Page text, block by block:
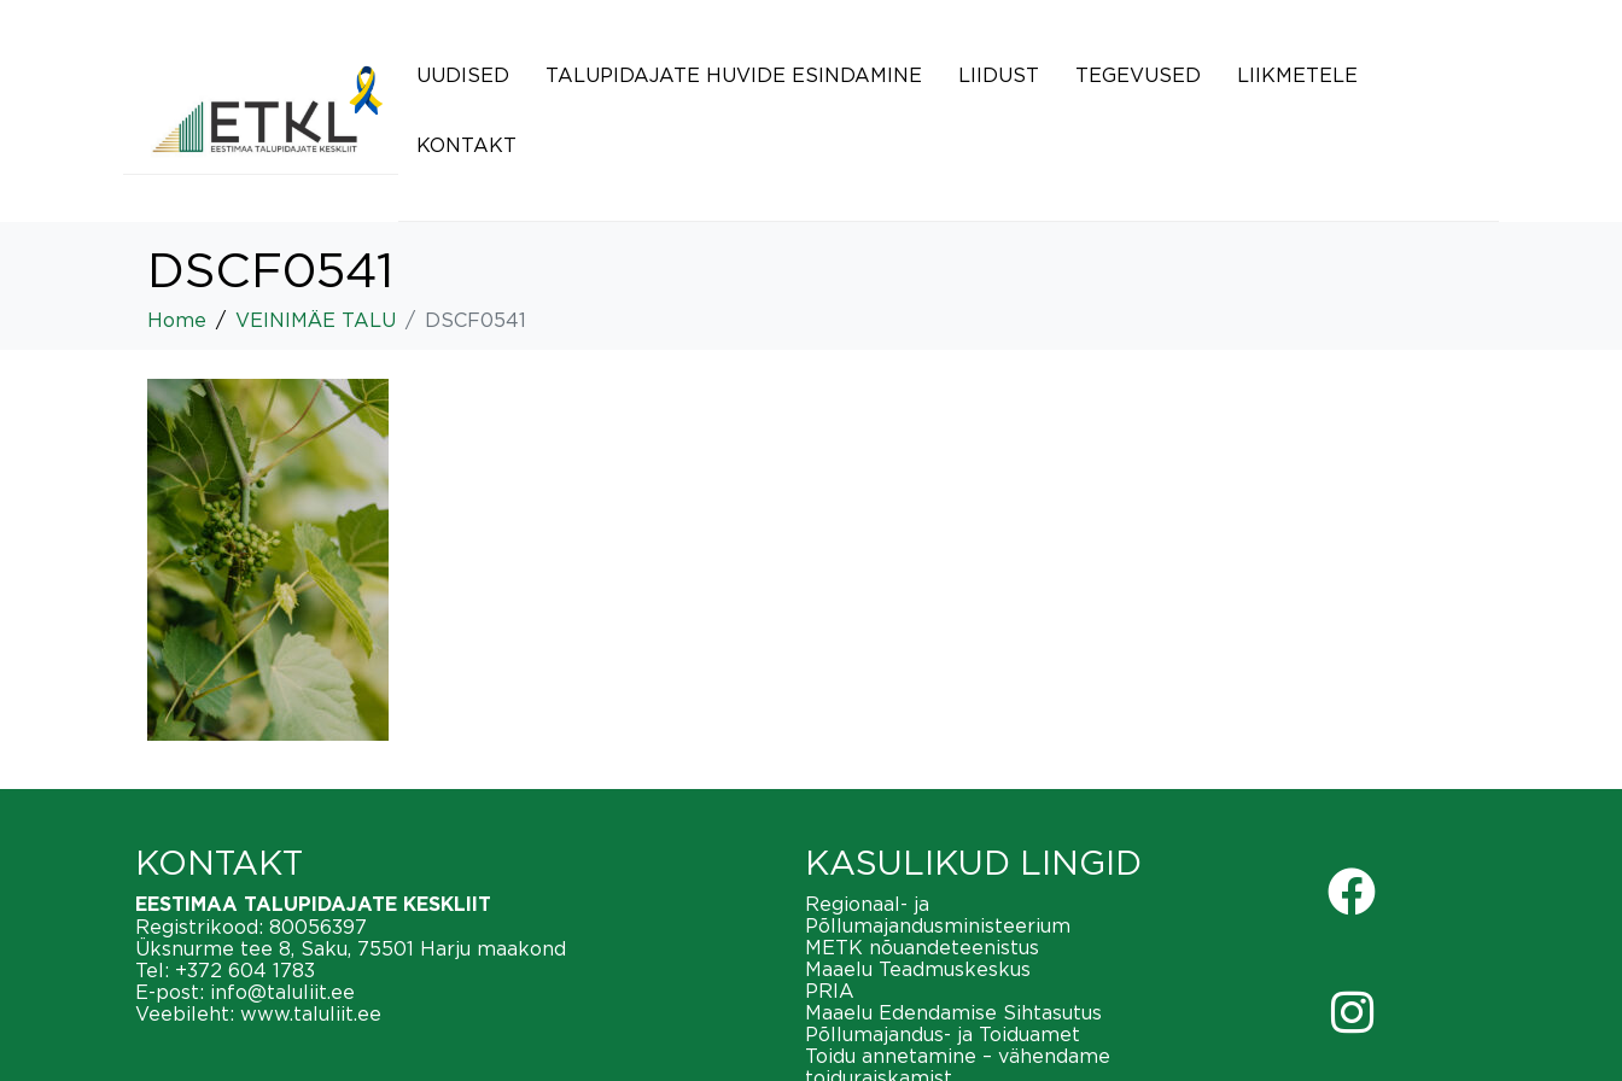
UUDISED TALUPIDAJATE HUVIDE ESINDAMINE LIIDUST TEGEVUSED LIIKMETELE
KONTAKT
DSCF0541
Home VEINIMÄE TALU DSCF0541
KONTAKT
EESTIMAA TALUPIDAJATE KESKLIIT
Registrikood: 80056397
Üksnurme tee 8, Saku, 75501 Harju maakond
Tel: +372 604 1783
E-post: info@taluliit.ee
Veebileht: www.taluliit.ee
KASULIKUD LINGID
Regionaal- ja
Põllumajandusministeerium
METK nõuandeteenistus
Maaelu Teadmuskeskus
PRIA
Maaelu Edendamise Sihtasutus
Põllumajandus- ja Toiduamet
Toidu annetamine – vähendame